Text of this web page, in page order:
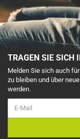
TRAGEN SIE SICH
Melden Sie sich auch
zu bleiben und über
werden.